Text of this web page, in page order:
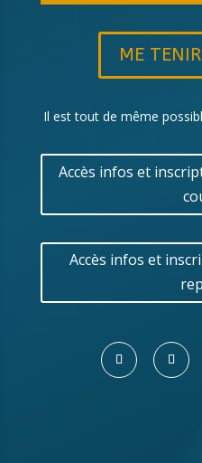
ME
Il est tout de même
Accès infos et
Accès infos et